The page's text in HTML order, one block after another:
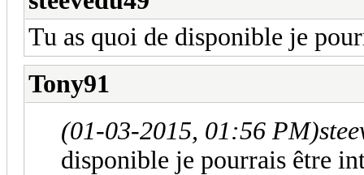
Tu as quoi de disponible je
Tony91
(01-03-2015, 01:56 PM)
disponible je pourrais être